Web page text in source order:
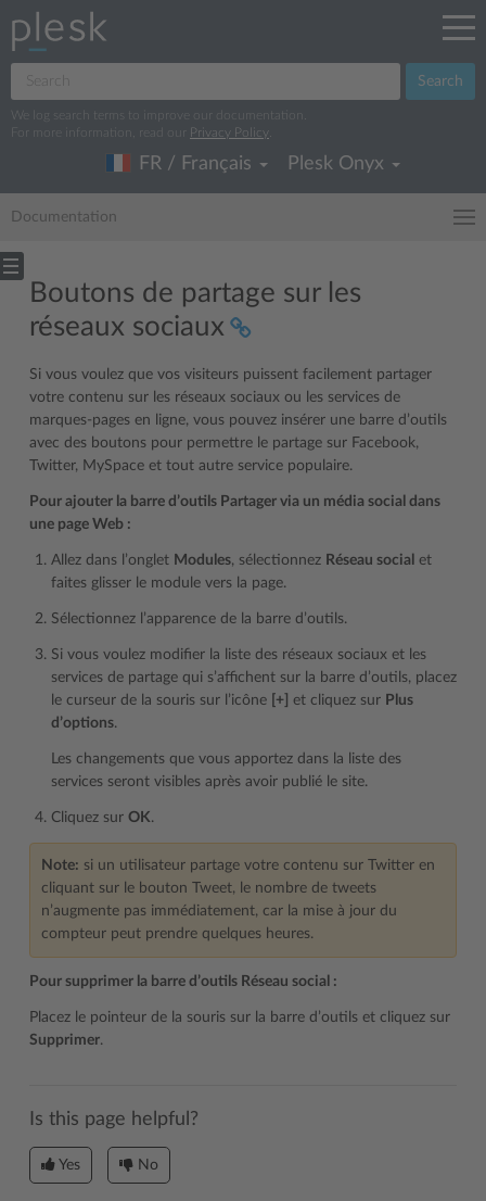
Search
We log search terms to improve our documentation.
For more information, read our
Privacy Policy
FR / Français Plesk Onyx
Documentation
Boutons de partage sur les
réseaux sociaux
Si vous voulez que vos visiteurs puissent facilement partager
votre contenu sur les réseaux sociaux ou les services de
marques-pages en ligne, vous pouvez insérer une barre d’outils
avec des boutons pour permettre le partage sur Facebook,
Twitter, MySpace et tout autre service populaire.
Pour ajouter la barre d’outils Partager via un média social dans
une page Web :
Allez dans l’onglet Modules, sélectionnez Réseau social et
faites glisser le module vers la page.
Sélectionnez l’apparence de la barre d’outils.
Si vous voulez modifier la liste des réseaux sociaux et les
services de partage qui s’affichent sur la barre d’outils, placez
le curseur de la souris sur l’icône
[+] et cliquez sur Plus
d’options.
Les changements que vous apportez dans la liste des
services seront visibles après avoir publié le site.
Cliquez sur OK.
Note: si un utilisateur partage votre contenu sur Twitter en
cliquant sur le bouton Tweet, le nombre de tweets
n’augmente pas immédiatement, car la mise à jour du
compteur peut prendre quelques heures.
Pour supprimer la barre d’outils Réseau social :
Placez le pointeur de la souris sur la barre d’outils et cliquez sur
Supprimer.
Is this page helpful?
Yes No